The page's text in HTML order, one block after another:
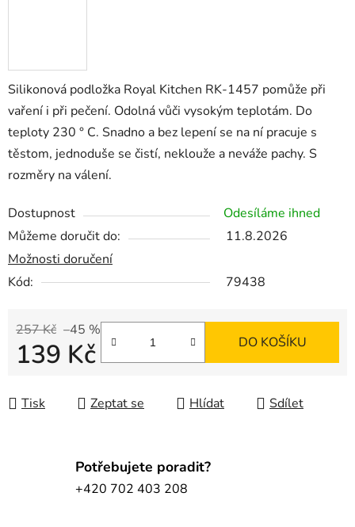
Silikonová podložka Royal Kitchen RK-1457 pomůže při
vaření i při pečení. Odolná vůči vysokým teplotám. Do
teploty 230 ° C. Snadno a bez lepení se na ní pracuje s
těstom, jednoduše se čistí, neklouže a neváže pachy. S
rozměry na válení.
Dostupnost
Odesíláme ihned
Můžeme doručit do:
11.8.2026
Možnosti doručení
Kód:
79438
257 Kč –45 %
139 Kč DO KOŠÍKU
Tisk Zeptat se Hlídat Sdílet
Potřebujete poradit?
+420 702 403 208